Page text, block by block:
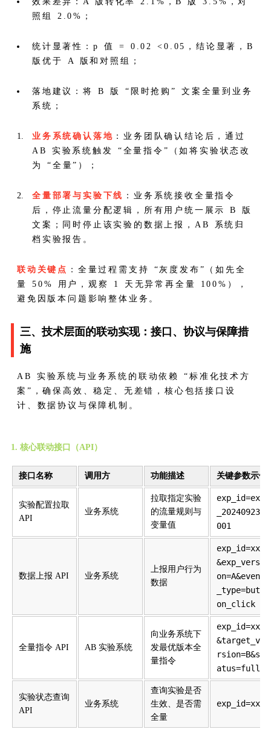
照组 2.0%；
统计显著性：p 值 = 0.02 <0.05，结论显著，B
版优于 A 版和对照组；
落地建议：将 B 版 “限时抢购” 文案全量到业务
系统；
业务系统确认落地 ：业务团队确认结论后，通过
AB 实验系统触发 “全量指令”（如将实验状态改
为 “全量”）；
全量部署与实验下线 ：业务系统接收全量指令
后，停止流量分配逻辑，所有用户统一展示 B 版
文案；同时停止该实验的数据上报，AB 系统归
档实验报告。
联动关键点 ：全量过程需支持 “灰度发布”（如先全
量 50% 用户，观察 1 天无异常再全量 100%），
避免因版本问题影响整体业务。
三、技术层面的联动实现：接口、协议与保障措
施
AB 实验系统与业务系统的联动依赖 “标准化技术方
案”，确保高效、稳定、无差错，核心包括接口设
计、数据协议与保障机制。
1. 核心联动接口（API）
接口名称 调用方 功能描述 关键参数示例
实验配置拉取
API
业务系统
拉取指定实验
的流量规则与
变量值
exp_id=exp
_20240923_
001
数据上报 API 业务系统
上报用户行为
数据
exp_id=xxx
&exp_versi
on=A&event
_type=butt
on_click
全量指令 API AB 实验系统
向业务系统下
发最优版本全
量指令
exp_id=xxx
&target_ve
rsion=B&st
atus=full
实验状态查询
API
业务系统
查询实验是否
生效、是否需
全量
exp_id=xxx